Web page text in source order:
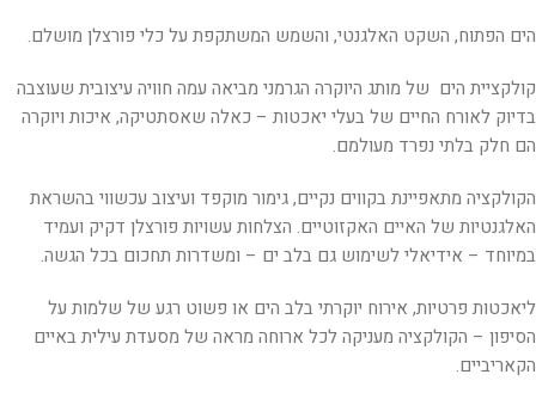
הים הפתוח, השקט האלגנטי, והשמש המשתקפת על כלי פורצלן מושלם.
קולקציית הים של מותג היוקרה הגרמני מביאה עמה חוויה עיצובית שעוצבה
בדיוק לאורח החיים של בעלי יאכטות – כאלה שאסתטיקה, איכות ויוקרה
הם חלק בלתי נפרד מעולמם.
הקולקציה מתאפיינת בקווים נקיים, גימור מוקפד ועיצוב עכשווי בהשראת
האלגנטיות של האיים האקזוטיים. הצלחות עשויות פורצלן דקיק ועמיד
במיוחד – אידיאלי לשימוש גם בלב ים – ומשדרות תחכום בכל הגשה.
ליאכטות פרטיות, אירוח יוקרתי בלב הים או פשוט רגע של שלמות על
הסיפון – הקולקציה מעניקה לכל ארוחה מראה של מסעדת עילית באיים
הקאריביים.